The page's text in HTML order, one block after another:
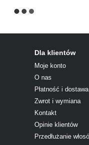
Dla klientów
Moje konto
O nas
Płatność i dostawa
Zwrot i wymiana
Kontakt
Opinie klientów
Przedłużanie